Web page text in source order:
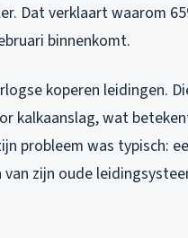
Dat verklaart waarom
binnenkomt.
koperen leidingen.
kalkaanslag, wat
probleem was typisch:
zijn oude